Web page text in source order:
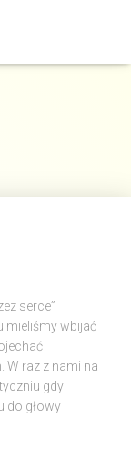
serce”
mieliśmy wbijać
W raz z nami na
gdy
do głowy